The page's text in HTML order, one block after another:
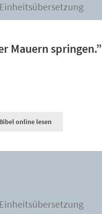
Einheitsübersetzung
Mauern springen.”
online lesen
Einheitsübersetzung